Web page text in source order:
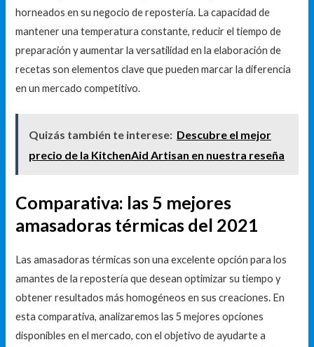
horneados en su negocio de repostería. La capacidad de
mantener una temperatura constante, reducir el tiempo de
preparación y aumentar la versatilidad en la elaboración de
recetas son elementos clave que pueden marcar la diferencia
en un mercado competitivo.
Quizás también te interese: Descubre el mejor
precio de la KitchenAid Artisan en nuestra reseña
Comparativa: las 5 mejores
amasadoras térmicas del 2021
Las amasadoras térmicas son una excelente opción para los
amantes de la repostería que desean optimizar su tiempo y
obtener resultados más homogéneos en sus creaciones. En
esta comparativa, analizaremos las 5 mejores opciones
disponibles en el mercado, con el objetivo de ayudarte a